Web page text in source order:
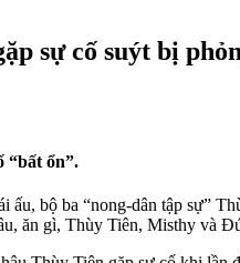
sự cố suýt bị
“bất ổn”.
ấu, bộ ba “nong-dân tập
ăn gì, Thùy Tiên, Misthy và